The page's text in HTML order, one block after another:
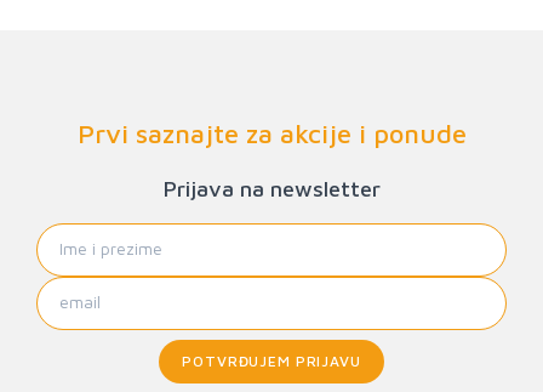
Prvi saznajte za akcije i ponude
Prijava na newsletter
POTVRĐUJEM PRIJAVU